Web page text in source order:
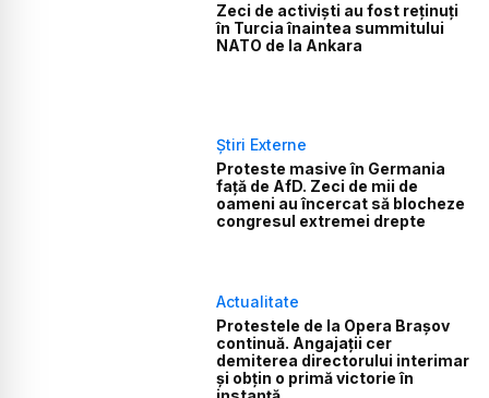
Zeci de activiști au fost reținuți
în Turcia înaintea summitului
NATO de la Ankara
Știri Externe
Proteste masive în Germania
față de AfD. Zeci de mii de
oameni au încercat să blocheze
congresul extremei drepte
Actualitate
Protestele de la Opera Brașov
continuă. Angajații cer
demiterea directorului interimar
și obțin o primă victorie în